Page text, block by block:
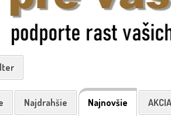
Najdrahšie Najnovšie